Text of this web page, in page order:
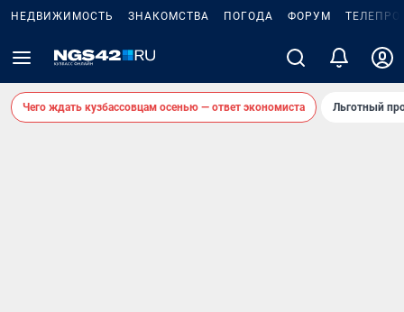
НЕДВИЖИМОСТЬ ЗНАКОМСТВА ПОГОДА ФОРУМ
Чего ждать кузбассовцам осенью — ответ экономиста Льготный